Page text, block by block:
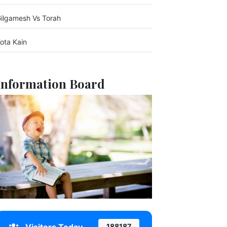
Vs Torah
Kain
Board
Previous Next